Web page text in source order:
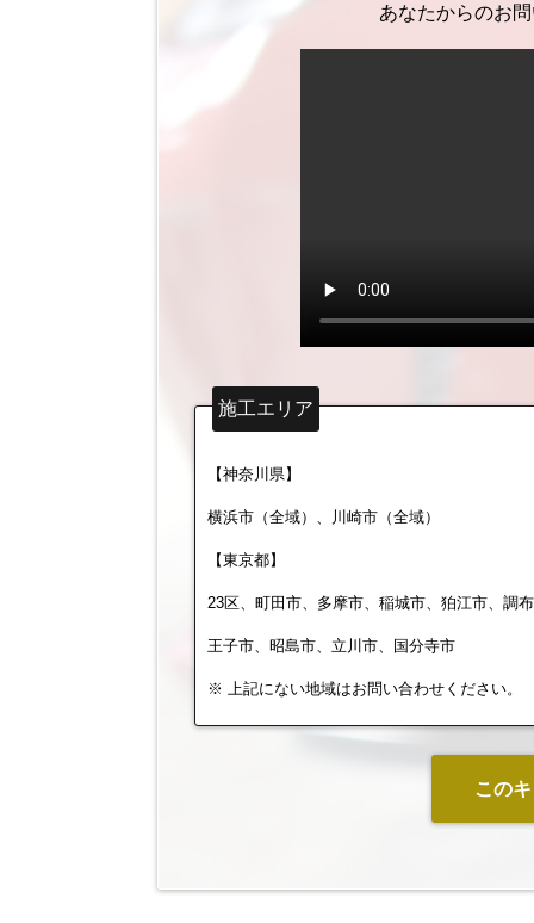
あなたからのお
施工エリア
【神奈川県】
横浜市（全域）、川崎市（全域）
【東京都】
23区、町田市、多摩市、稲城市、狛江市、調
王子市、昭島市、立川市、国分寺市
※ 上記にない地域はお問い合わせください。
この